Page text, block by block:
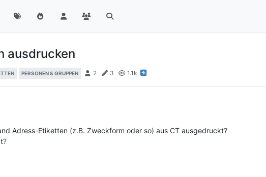
ausdrucken
PERSONEN & GRUPPEN 2 3 1.1k
Adress-Etiketten (z.B. Zweckform oder so) aus CT ausgedruckt?